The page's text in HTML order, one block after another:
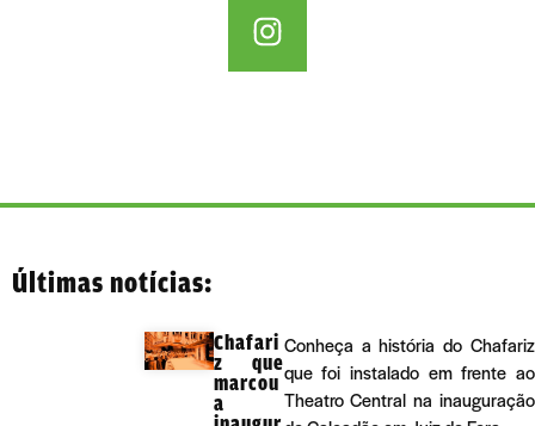
Últimas notícias:
Chafari
z que
marcou
a
Conheça a história do Chafariz
que foi instalado em frente ao
Theatro Central na inauguração